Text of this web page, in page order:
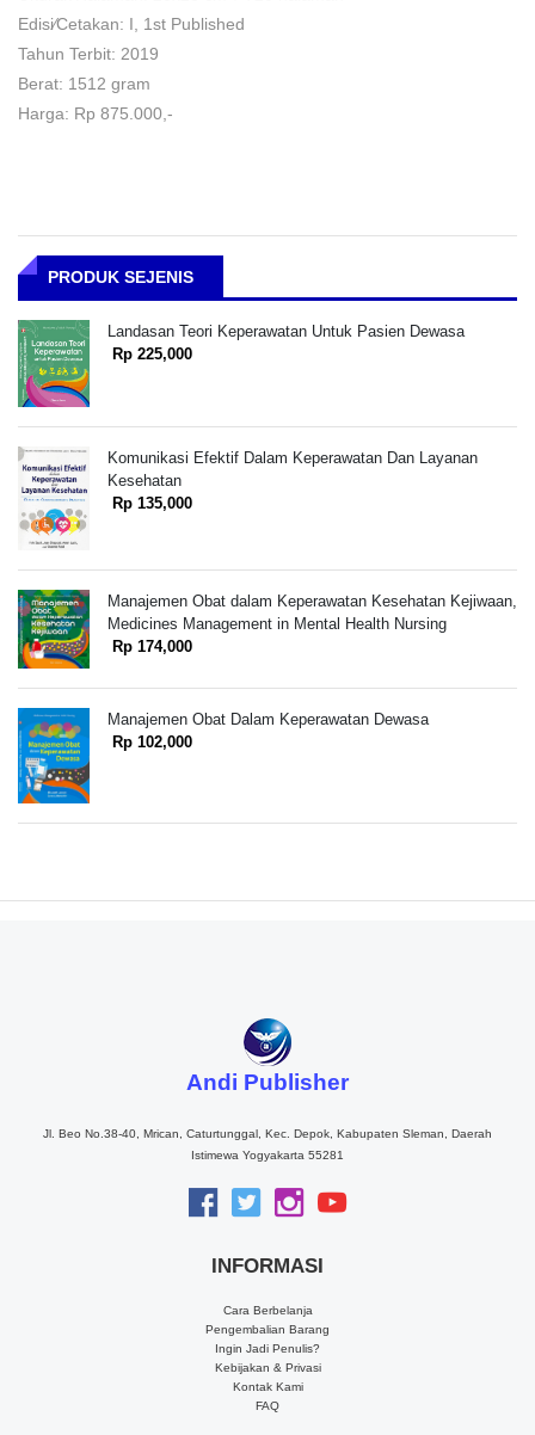
Edisi⁄Cetakan: I, 1st Published
Tahun Terbit: 2019
Berat: 1512 gram
Harga: Rp 875.000,-
PRODUK SEJENIS
Landasan Teori Keperawatan Untuk Pasien Dewasa
Rp 225,000
Komunikasi Efektif Dalam Keperawatan Dan Layanan
Kesehatan
Rp 135,000
Manajemen Obat dalam Keperawatan Kesehatan Kejiwaan,
Medicines Management in Mental Health Nursing
Rp 174,000
Manajemen Obat Dalam Keperawatan Dewasa
Rp 102,000
Andi Publisher
Jl. Beo No.38-40, Mrican, Caturtunggal, Kec. Depok, Kabupaten Sleman, Daerah
Istimewa Yogyakarta 55281
INFORMASI
Cara Berbelanja
Pengembalian Barang
Ingin Jadi Penulis?
Kebijakan & Privasi
Kontak Kami
FAQ